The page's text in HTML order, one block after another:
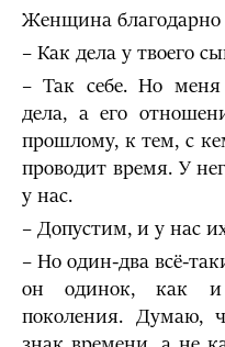
Женщина благодарно
– Как дела у твоего
– Так себе. Но меня
дела, а его
прошлому, к тем, с
проводит время. У
у нас.
– Допустим, и у нас
– Но один-два всё-
он одинок, как и
поколения. Думаю,